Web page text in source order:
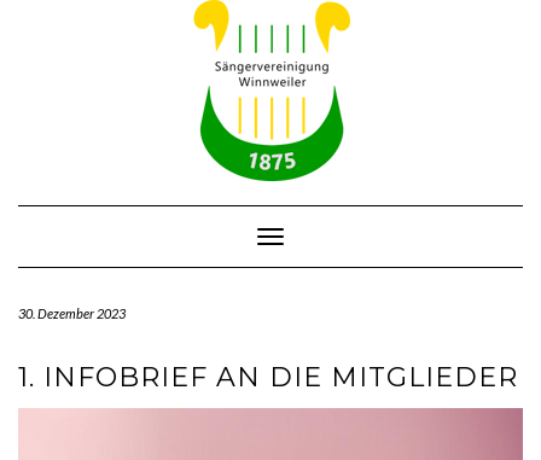
Toggle Navigation
30. Dezember 2023
1. INFOBRIEF AN DIE MITGLIEDER